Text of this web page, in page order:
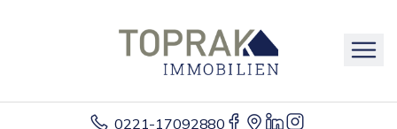
0221-17092880